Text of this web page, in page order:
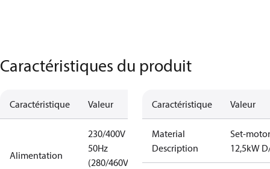
Caractéristiques du produit
Caractéristique Valeur
Alimentation
230/400V
50Hz
(280/460V
Caractéristique Valeur
Material
Description
Set-motor
12,5kW